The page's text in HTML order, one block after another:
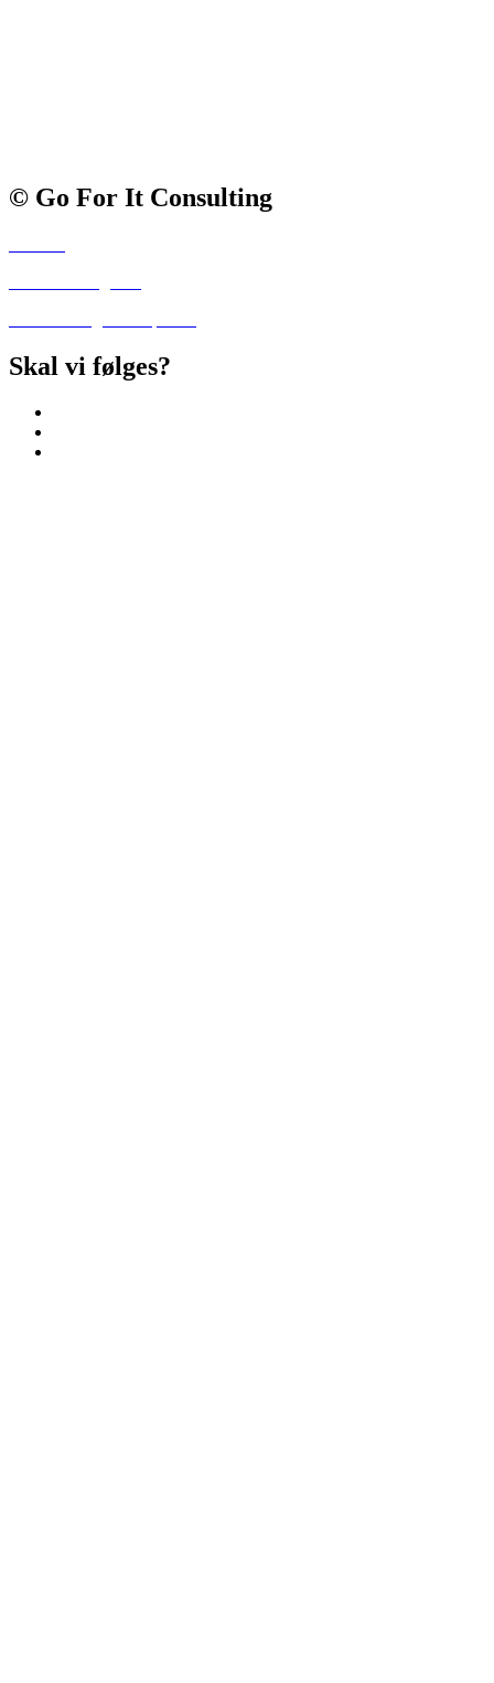
© Go For It Consulting
Skal vi følges?